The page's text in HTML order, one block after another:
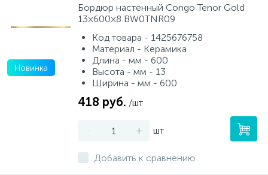
Новинка
Бордюр настенный Congo Tenor Gold
13×600×8 BW0TNR09
Код товара - 1425676758
Материал - Керамика
Длина - мм - 600
Высота - мм - 13
Ширина - мм - 600
418 руб. /шт
- + шт
Добавить к сравнению